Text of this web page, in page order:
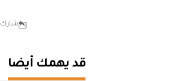
شارك
قد يهمك أيضا